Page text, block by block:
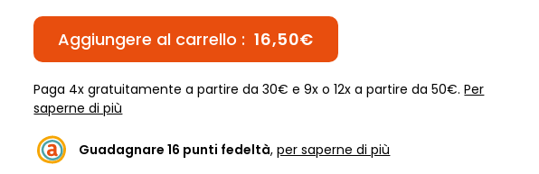
Aggiungere al carrello : 16,50€
Paga 4x gratuitamente a partire da 30€ e 9x o 12x a partire da 50€.Per
saperne di più
Guadagnare16 punti fedeltà,per saperne di più